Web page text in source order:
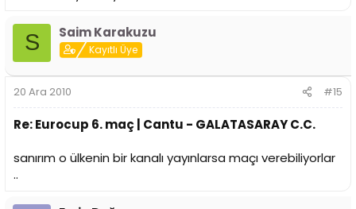
S Saim Karakuzu
Kayıtlı Üye
20 Ara 2010 #15
Re: Eurocup 6. maç | Cantu - GALATASARAY C.C.
sanırım o ülkenin bir kanalı yayınlarsa maçı verebiliyorlar
..